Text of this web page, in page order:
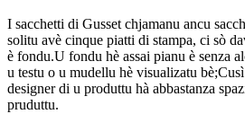
I sacchetti di Gusset chjamanu ancu
solitu avè cinque piatti di stampa, ci sò
è fondu.U fondu hè assai pianu è senza
u testu o u mudellu hè visualizatu
designer di u produttu hà abbastanza
pruduttu.